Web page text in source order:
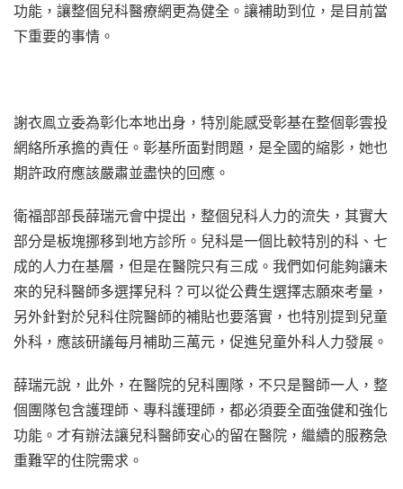
功能，讓整個兒科醫療網更為健全。讓補助到位，是目前當
下重要的事情。
謝衣鳯立委為彰化本地出身，特別能感受彰基在整個彰雲投
網絡所承擔的責任。彰基所面對問題，是全國的縮影，她也
期許政府應該嚴肅並盡快的回應。
衛福部部長薛瑞元會中提出，整個兒科人力的流失，其實大
部分是板塊挪移到地方診所。兒科是一個比較特別的科、七
成的人力在基層，但是在醫院只有三成。我們如何能夠讓未
來的兒科醫師多選擇兒科？可以從公費生選擇志願來考量，
另外針對於兒科住院醫師的補貼也要落實，也特別提到兒童
外科，應該研議每月補助三萬元，促進兒童外科人力發展。
薛瑞元說，此外，在醫院的兒科團隊，不只是醫師一人，整
個團隊包含護理師、專科護理師，都必須要全面強健和強化
功能。才有辦法讓兒科醫師安心的留在醫院，繼續的服務急
重難罕的住院需求。